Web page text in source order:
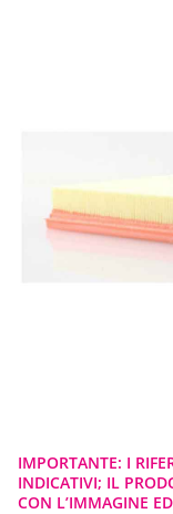
IMPORTANTE: I
INDICATIVI; IL
CON L’IMMAGINE